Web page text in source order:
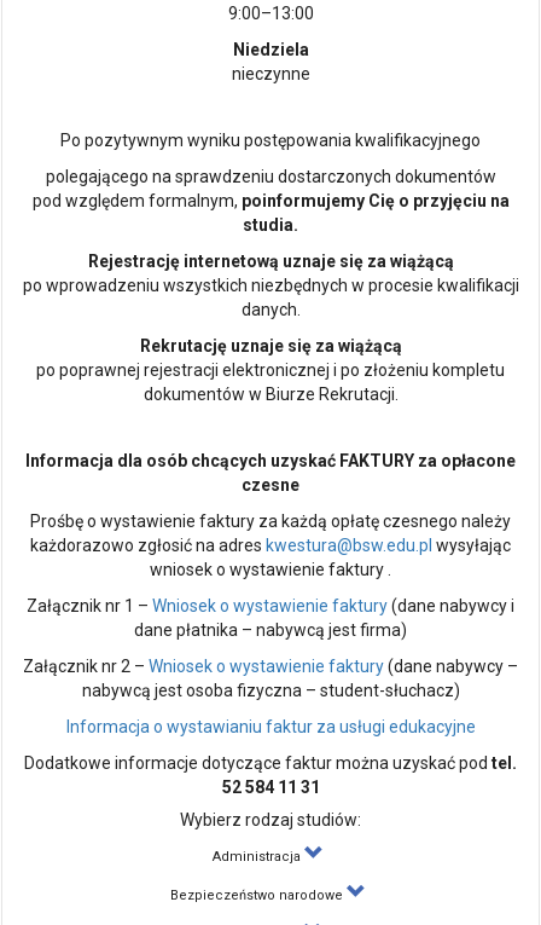
9:00–13:00
Niedziela
nieczynne
Po pozytywnym wyniku postępowania kwalifikacyjnego
polegającego na sprawdzeniu dostarczonych dokumentów
pod względem formalnym, poinformujemy Cię o przyjęciu na
studia.
Rejestrację internetową uznaje się za wiążącą
po wprowadzeniu wszystkich niezbędnych w procesie kwalifikacji
danych.
Rekrutację uznaje się za wiążącą
po poprawnej rejestracji elektronicznej i po złożeniu kompletu
dokumentów w Biurze Rekrutacji.
Informacja dla osób chcących uzyskać FAKTURY za opłacone
czesne
Prośbę o wystawienie faktury za każdą opłatę czesnego należy
każdorazowo zgłosić na adres kwestura@bsw.edu.pl wysyłając
wniosek o wystawienie faktury .
Załącznik nr 1 – Wniosek o wystawienie faktury(dane nabywcy i
dane płatnika – nabywcą jest firma)
Załącznik nr 2 – Wniosek o wystawienie faktury(dane nabywcy –
nabywcą jest osoba fizyczna – student-słuchacz)
Informacja o wystawianiu faktur za usługi edukacyjne
Dodatkowe informacje dotyczące faktur można uzyskać pod tel.
52 584 11 31
Wybierz rodzaj studiów:
Administracja
Bezpieczeństwo narodowe